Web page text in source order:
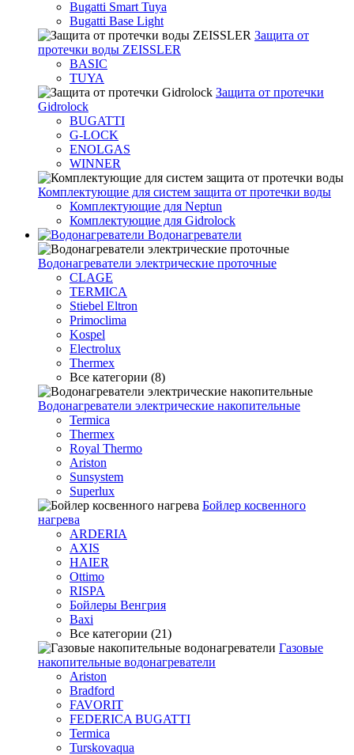
Bugatti Smart Tuya
Bugatti Base Light
Защита от
протечки воды ZEISSLER
BASIC
TUYA
Защита от протечки
Gidrolock
BUGATTI
G-LOCK
ENOLGAS
WINNER
Комплектующие для систем защита от протечки воды
Комплектующие для Neptun
Комплектующие для Gidrolock
Водонагреватели
Водонагреватeли электрические проточные
CLAGE
TERMICA
Stiebel Eltron
Primoclima
Kospel
Electrolux
Thermex
Все категории (8)
Водонагреватели электрические накопительные
Termica
Thermex
Royal Thermo
Ariston
Sunsystem
Superlux
Бойлер косвенного
нагрева
ARDERIA
AXIS
HAIER
Ottimo
RISPA
Бойлеры Венгрия
Baxi
Все категории (21)
Газовые
накопительные водонагреватели
Ariston
Bradford
FAVORIT
FEDERICA BUGATTI
Termica
Turskovaqua